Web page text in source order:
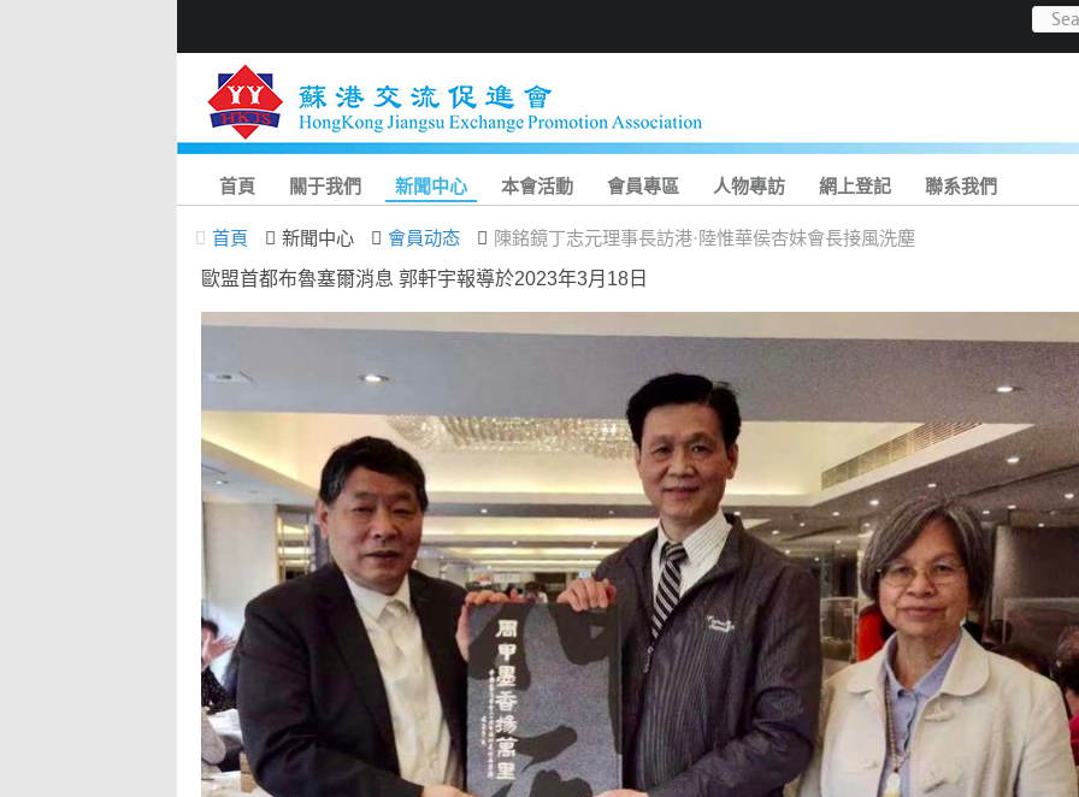
首頁 關于我們 新聞中心 本會活動 會員專區 人物專訪 網上登記 聯系我們
首頁 新聞中心 會員动态
陳銘鏡丁志元理事長訪港·陸惟華侯杏妹會長接風洗塵
歐盟首都布魯塞爾消息 郭軒宇報導於2023年3月18日